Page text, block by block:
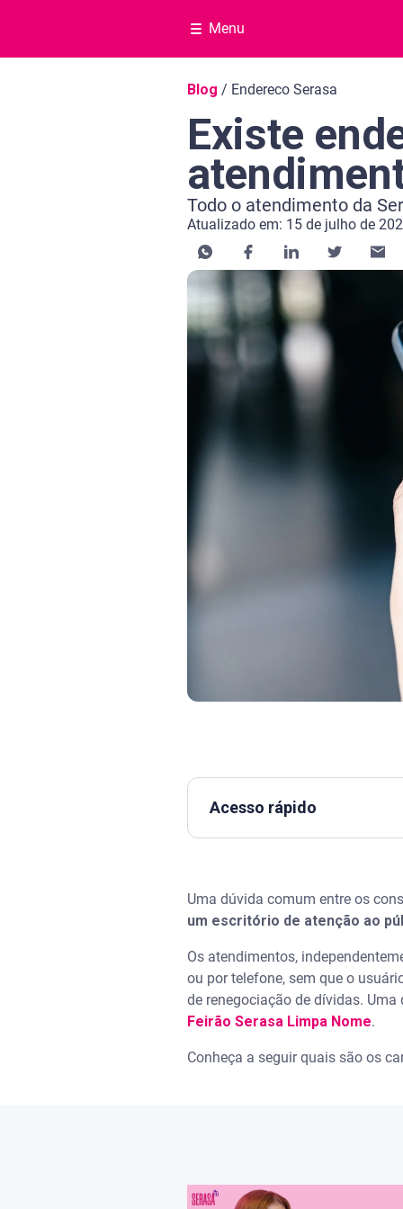
Menu
Navegação do blog
Blog / Endereco Serasa
Existe
Todo o atendimento da
Atualizado em: 15 de julho de
Categoria Educação financeira
Tempo de leitura: 8 minutos
Acesso rápido
Qual o endereço Serasa para
Onde fica a agência da Serasa?
Quando há atendimento
Uma dúvida comum entre os
um escritório de atenção ao
Os atendimentos,
ou por telefone, sem que o
de renegociação de dívidas.
Feirão Serasa Limpa Nome.
Conheça a seguir quais são os